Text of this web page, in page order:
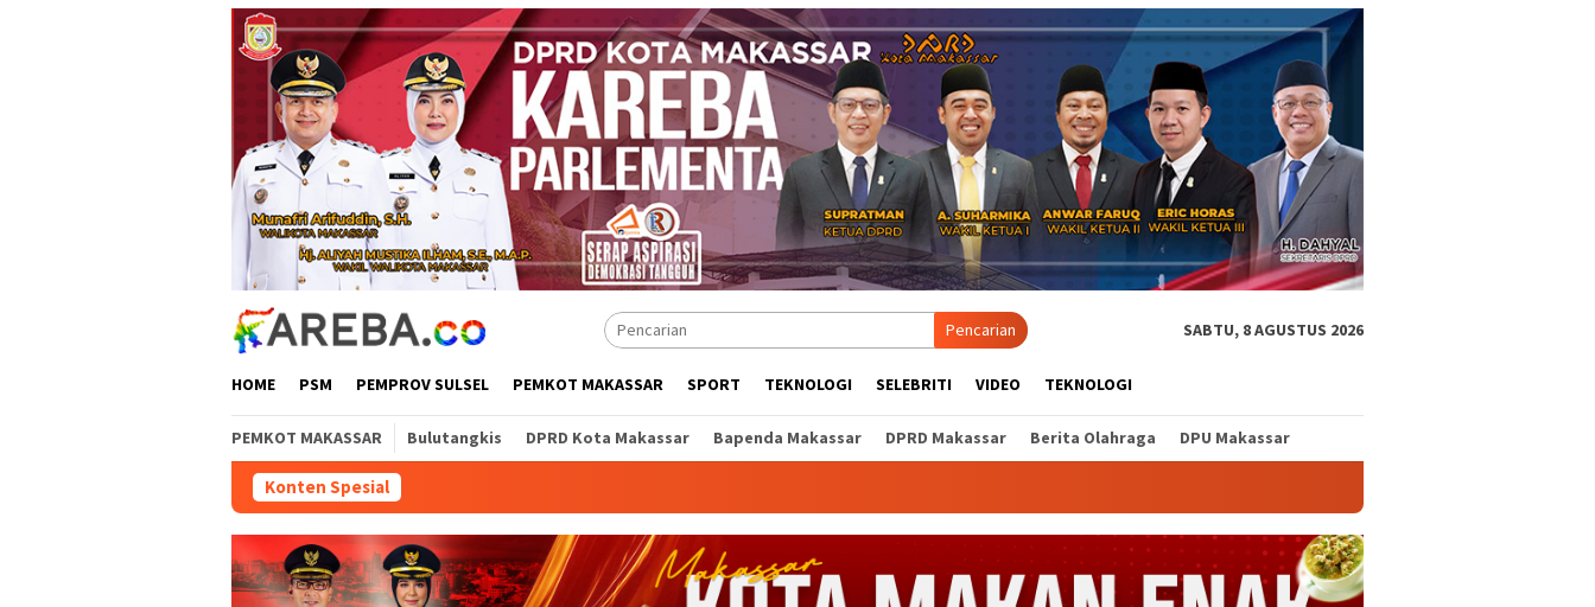
Pencarian SABTU, 8 AGUSTUS 2026
HOME PSM PEMPROV SULSEL PEMKOT MAKASSAR SPORT TEKNOLOGI SELEBRITI VIDEO TEKNOLOGI
PEMKOT MAKASSAR Bulutangkis DPRD Kota Makassar Bapenda Makassar DPRD Makassar Berita Olahraga DPU Makassar
Konten Spesial